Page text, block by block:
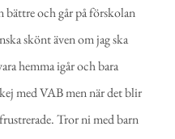
och går på förskolan
skönt även om jag ska
hemma igår och bara
med VAB men när det blir
Tror ni med barn